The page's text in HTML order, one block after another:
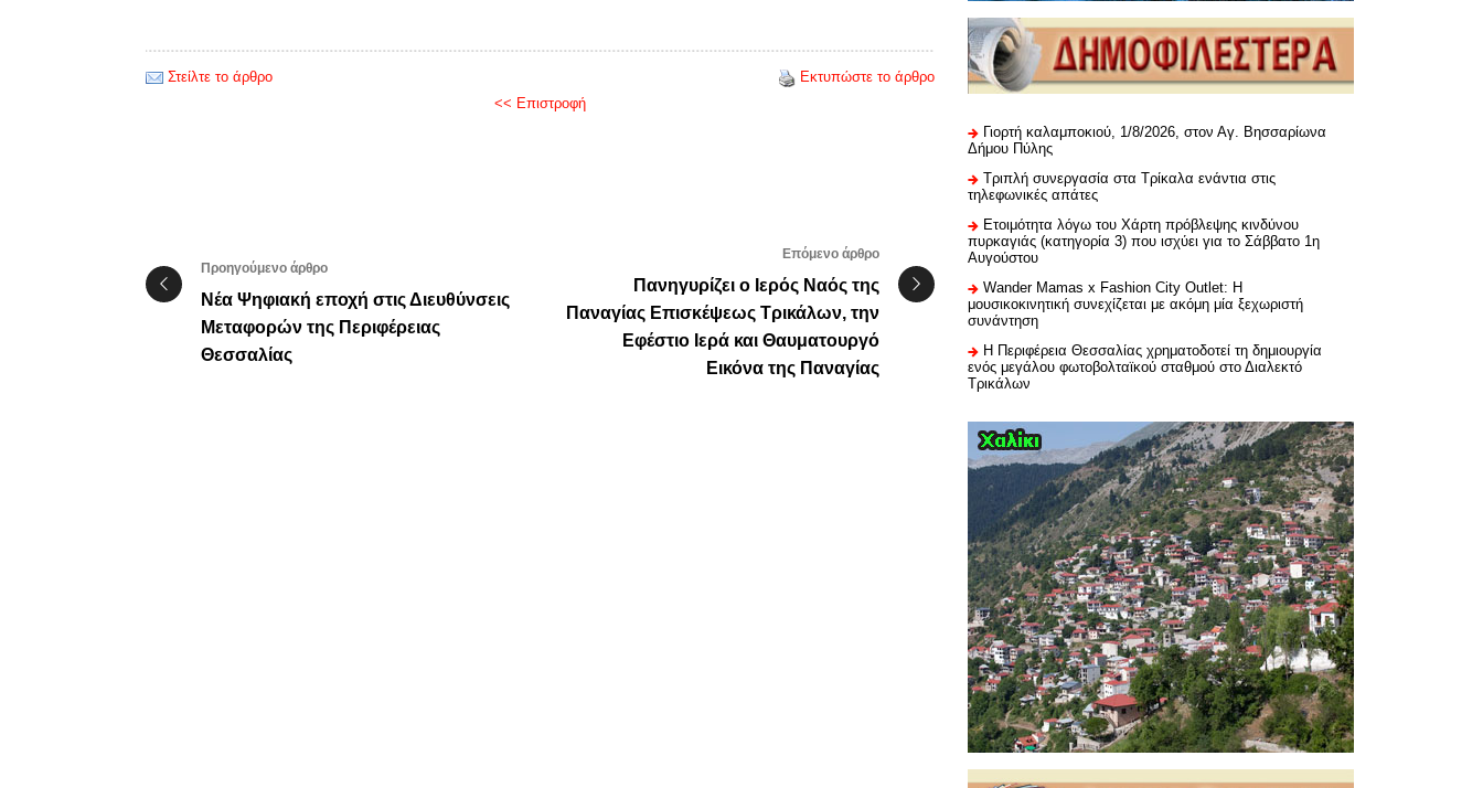
Στείλτε το άρθρο
Εκτυπώστε το άρθρο
<< Επιστροφή
Προηγούμενο άρθρο
Νέα Ψηφιακή εποχή στις Διευθύνσεις
Μεταφορών της Περιφέρειας
Θεσσαλίας
Επόμενο άρθρο
Πανηγυρίζει ο Ιερός Ναός της
Παναγίας Επισκέψεως Τρικάλων, την
Εφέστιο Ιερά και Θαυματουργό
Εικόνα της Παναγίας
Γιορτή καλαμποκιού, 1/8/2026, στον Αγ. Βησσαρίωνα
Δήμου Πύλης
Τριπλή συνεργασία στα Τρίκαλα ενάντια στις
τηλεφωνικές απάτες
Ετοιμότητα λόγω του Χάρτη πρόβλεψης κινδύνου
πυρκαγιάς (κατηγορία 3) που ισχύει για το Σάββατο 1η
Αυγούστου
Wander Mamas x Fashion City Outlet: Η
μουσικοκινητική συνεχίζεται με ακόμη μία ξεχωριστή
συνάντηση
H Περιφέρεια Θεσσαλίας χρηματοδοτεί τη δημιουργία
ενός μεγάλου φωτοβολταϊκού σταθμού στο Διαλεκτό
Τρικάλων